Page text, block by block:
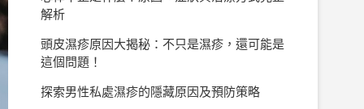
解析
頭皮濕疹原因大揭秘：不只是濕疹，還可能是
這個問題！
探索男性私處濕疹的隱藏原因及預防策略